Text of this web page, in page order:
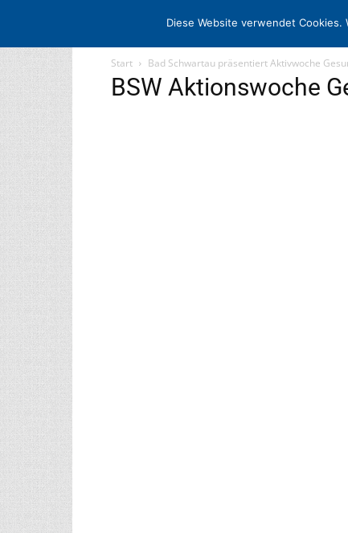
STARTSEITE ARCHIV
Start Bad Schwartau präsentiert Aktivwoche
BSW Aktionswoche
Diese Website verwendet